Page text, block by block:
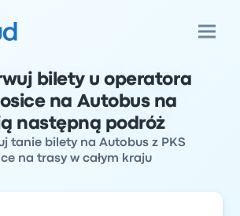
bilety u operatora
na Autobus na
następną podróż
tanie bilety na Autobus z PKS
na trasy w całym kraju